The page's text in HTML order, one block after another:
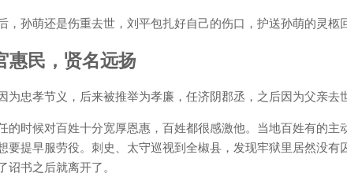
，孙萌还是伤重去世，刘平包扎好自己的伤口，护送孙萌的灵柩
惠民，贤名远扬
为忠孝节义，后来被推举为孝廉，任济阴郡丞，之后因为父亲去
的时候对百姓十分宽厚恩惠，百姓都很感激他。当地百姓有的
要提早服劳役。刺史、太守巡视到全椒县，发现牢狱里居然没有
诏书之后就离开了。